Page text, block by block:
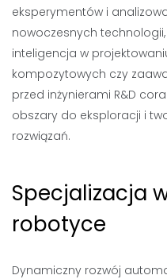
eksperymentów i
nowoczesnych
inteligencja w
kompozytowych czy
przed inżynierami R&D
obszary do eksploracji i
rozwiązań.
Specjalizacja
robotyce
Dynamiczny rozwój